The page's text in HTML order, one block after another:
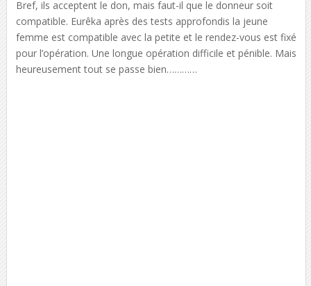
Bref, ils acceptent le don, mais faut-il que le donneur soit
compatible. Eurêka après des tests approfondis la jeune
femme est compatible avec la petite et le rendez-vous est fixé
pour l’opération. Une longue opération difficile et pénible. Mais
heureusement tout se passe bien…………